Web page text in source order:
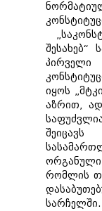
შესახებ“
პირველი
იყოს
აზრით,
ორგანული
რომლის